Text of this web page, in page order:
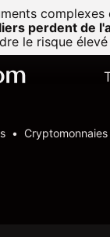
perdent de
le risque
Cryptomonnaies